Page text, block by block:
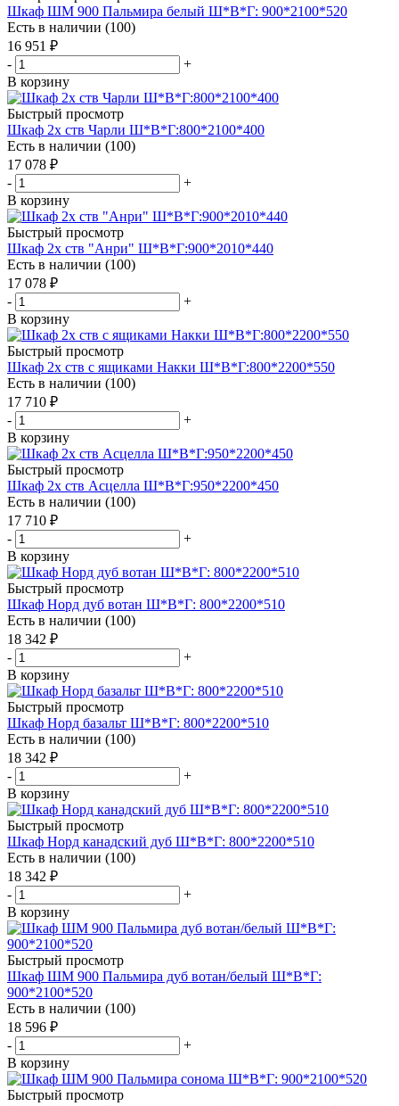
Шкаф ШМ 900 Пальмира белый Ш*В*Г: 900*2100*520
Есть в наличии (100)
16 951 ₽
-
+
В корзину
Быстрый просмотр
Шкаф 2х ств Чарли Ш*В*Г:800*2100*400
Есть в наличии (100)
17 078 ₽
-
+
В корзину
Быстрый просмотр
Шкаф 2х ств "Анри" Ш*В*Г:900*2010*440
Есть в наличии (100)
17 078 ₽
-
+
В корзину
Быстрый просмотр
Шкаф 2х ств с ящиками Накки Ш*В*Г:800*2200*550
Есть в наличии (100)
17 710 ₽
-
+
В корзину
Быстрый просмотр
Шкаф 2х ств Асцелла Ш*В*Г:950*2200*450
Есть в наличии (100)
17 710 ₽
-
+
В корзину
Быстрый просмотр
Шкаф Норд дуб вотан Ш*В*Г: 800*2200*510
Есть в наличии (100)
18 342 ₽
-
+
В корзину
Быстрый просмотр
Шкаф Норд базальт Ш*В*Г: 800*2200*510
Есть в наличии (100)
18 342 ₽
-
+
В корзину
Быстрый просмотр
Шкаф Норд канадский дуб Ш*В*Г: 800*2200*510
Есть в наличии (100)
18 342 ₽
-
+
В корзину
Быстрый просмотр
Шкаф ШМ 900 Пальмира дуб вотан/белый Ш*В*Г:
900*2100*520
Есть в наличии (100)
18 596 ₽
-
+
В корзину
Быстрый просмотр